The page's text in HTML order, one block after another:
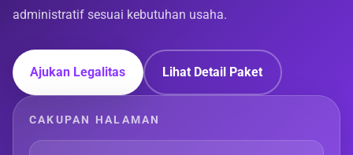
administratif sesuai kebutuhan usaha.
Ajukan Legalitas Lihat Detail Paket
CAKUPAN HALAMAN